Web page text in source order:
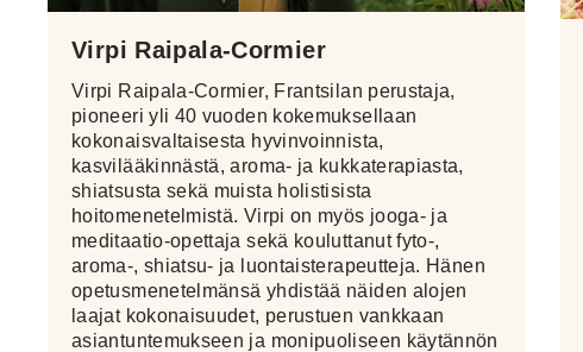
Virpi Raipala-Cormier
Virpi Raipala-Cormier, Frantsilan perustaja,
pioneeri yli 40 vuoden kokemuksellaan
kokonaisvaltaisesta hyvinvoinnista,
kasvilääkinnästä, aroma- ja kukkaterapiasta,
shiatsusta sekä muista holistisista
hoitomenetelmistä. Virpi on myös jooga- ja
meditaatio-opettaja sekä kouluttanut fyto-,
aroma-, shiatsu- ja luontaisterapeutteja. Hänen
opetusmenetelmänsä yhdistää näiden alojen
laajat kokonaisuudet, perustuen vankkaan
asiantuntemukseen ja monipuoliseen käytännön